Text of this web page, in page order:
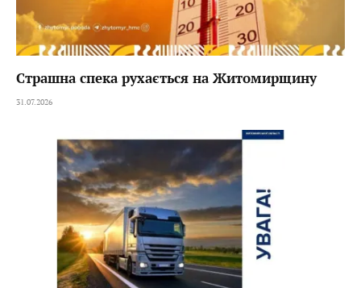
Страшна спека рухається на Житомирщину
31.07.2026